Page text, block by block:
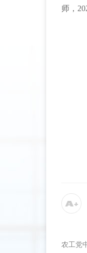
师，
农工党